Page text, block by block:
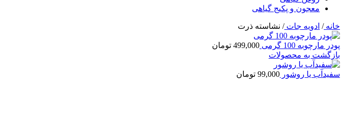
معجون و پکیج گیاهی
خانه/ ادویه جات/ نشاسته ذرت
پودر مارچوبه 100 گرمی 499,000 تومان
بازگشت به محصولات
سفیدآب یا روشور 99,000 تومان